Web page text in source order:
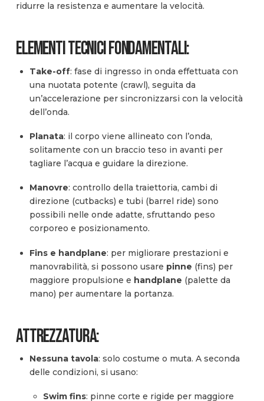
ridurre la resistenza e aumentare la velocità.
Elementi tecnici fondamentali:
Take-off: fase di ingresso in onda effettuata con
una nuotata potente (crawl), seguita da
un’accelerazione per sincronizzarsi con la velocità
dell’onda.
Planata: il corpo viene allineato con l’onda,
solitamente con un braccio teso in avanti per
tagliare l’acqua e guidare la direzione.
Manovre: controllo della traiettoria, cambi di
direzione (cutbacks) e tubi (barrel ride) sono
possibili nelle onde adatte, sfruttando peso
corporeo e posizionamento.
Fins e handplane: per migliorare prestazioni e
manovrabilità, si possono usare pinne (fins) per
maggiore propulsione e handplane (palette da
mano) per aumentare la portanza.
Attrezzatura:
Nessuna tavola: solo costume o muta. A seconda
delle condizioni, si usano:
Swim fins: pinne corte e rigide per maggiore